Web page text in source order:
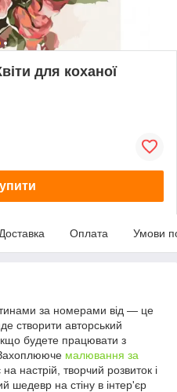
для коханої
Доставка Оплата Умови
за номерами від — це
створити авторський
будете працювати з
малювання за
настрій, творчий розвиток і
шедевр на стіну в інтер'єр